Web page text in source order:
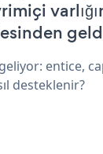
entice,
desteklenir?